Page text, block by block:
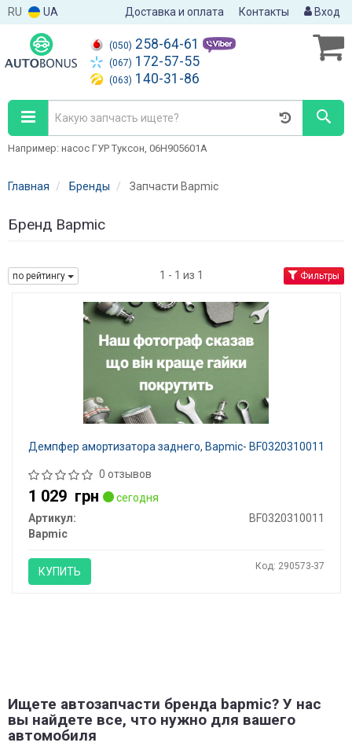
RU UA Доставка и оплата Контакты Вход
(050) 258-64-61
(067) 172-57-55
(063) 140-31-86
Например: насос ГУР Туксон, 06H905601A
Главная Бренды Запчасти Bapmic
Бренд Bapmic
по рейтингу 1 - 1 из 1 Фильтры
Демпфер амортизатора заднего, Bapmic- BF0320310011
0 отзывов
1 029 грн
сегодня
Артикул:
BF0320310011
Bapmic
КУПИТЬ Код: 290573-37
Ищете автозапчасти бренда bapmic? У нас
вы найдете все, что нужно для вашего
автомобиля